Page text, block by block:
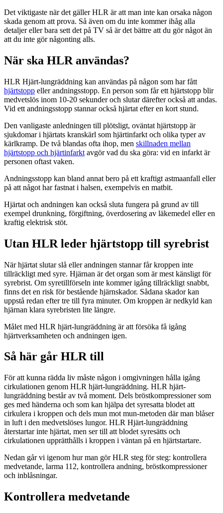
Det viktigaste när det gäller HLR är att man inte kan orsaka någon
skada genom att prova. Så även om du inte kommer ihåg alla
detaljer eller bara sett det på TV så är det bättre att du gör något än
att du inte gör någonting alls.
När ska HLR användas?
HLR Hjärt-lungräddning kan användas på någon som har fått
hjärtstopp eller andningsstopp. En person som får ett hjärtstopp blir
medvetslös inom 10-20 sekunder och slutar därefter också att andas.
Vid ett andningsstopp stannar också hjärtat efter en kort stund.
Den vanligaste anledningen till plötsligt, oväntat hjärtstopp är
sjukdomar i hjärtats kranskärl som hjärtinfarkt och olika typer av
kärlkramp. De två blandas ofta ihop, men skillnaden mellan
hjärtstopp och hjärtinfarkt avgör vad du ska göra: vid en infarkt är
personen oftast vaken.
Andningsstopp kan bland annat bero på ett kraftigt astmaanfall eller
på att något har fastnat i halsen, exempelvis en matbit.
Hjärtat och andningen kan också sluta fungera på grund av till
exempel drunkning, förgiftning, överdosering av läkemedel eller en
kraftig elektrisk stöt.
Utan HLR leder hjärtstopp till syrebrist
När hjärtat slutar slå eller andningen stannar får kroppen inte
tillräckligt med syre. Hjärnan är det organ som är mest känsligt för
syrebrist. Om syretillförseln inte kommer igång tillräckligt snabbt,
finns det en risk för bestående hjärnskador. Sådana skador kan
uppstå redan efter tre till fyra minuter. Om kroppen är nedkyld kan
hjärnan klara syrebristen lite längre.
Målet med HLR hjärt-lungräddning är att försöka få igång
hjärtverksamheten och andningen igen.
Så här går HLR till
För att kunna rädda liv måste någon i omgivningen hålla igång
cirkulationen genom HLR hjärt-lungräddning. HLR hjärt-
lungräddning består av två moment. Dels bröstkompressioner som
ges med händerna och som kan hjälpa det syresatta blodet att
cirkulera i kroppen och dels mun mot mun-metoden där man blåser
in luft i den medvetslöses lungor. HLR Hjärt-lungräddning
återstartar inte hjärtat, men ser till att blodet syresätts och
cirkulationen upprätthålls i kroppen i väntan på en hjärtstartare.
Nedan går vi igenom hur man gör HLR steg för steg: kontrollera
medvetande, larma 112, kontrollera andning, bröstkompressioner
och inblåsningar.
Kontrollera medvetande